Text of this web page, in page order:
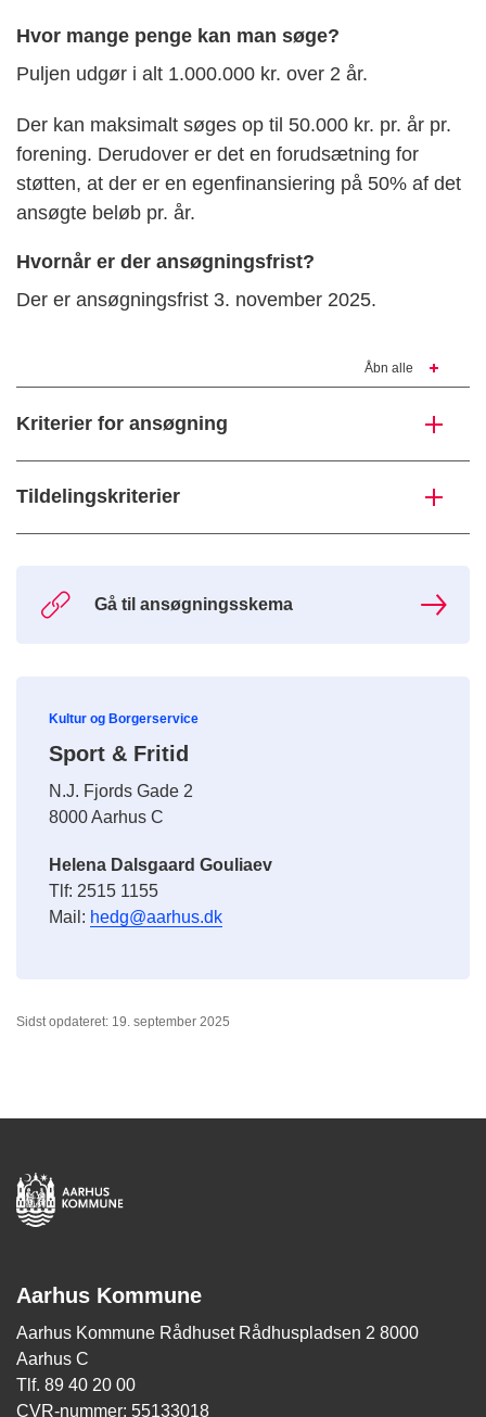
Hvor mange penge kan man søge?
Puljen udgør i alt 1.000.000 kr. over 2 år.
Der kan maksimalt søges op til 50.000 kr. pr. år pr.
forening. Derudover er det en forudsætning for
støtten, at der er en egenfinansiering på 50% af det
ansøgte beløb pr. år.
Hvornår er der ansøgningsfrist?
Der er ansøgningsfrist 3. november 2025.
Åbn alle
Kriterier for ansøgning
Tildelingskriterier
Gå til ansøgningsskema
Kultur og Borgerservice
Sport & Fritid
N.J. Fjords Gade 2
8000 Aarhus C
Helena Dalsgaard Gouliaev
Tlf: 2515 1155
Mail: hedg@aarhus.dk
Sidst opdateret: 19. september 2025
Aarhus Kommune
Aarhus Kommune Rådhuset Rådhuspladsen 2 8000
Aarhus C
Tlf. 89 40 20 00
CVR-nummer: 55133018